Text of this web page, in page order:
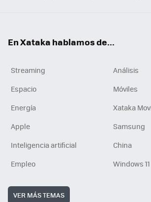
En Xataka hablamos de...
Streaming
Análisis
Espacio
Móviles
Energía
Xataka
Apple
Samsung
Inteligencia artificial
China
Empleo
Windows 11
VER MÁS TEMAS